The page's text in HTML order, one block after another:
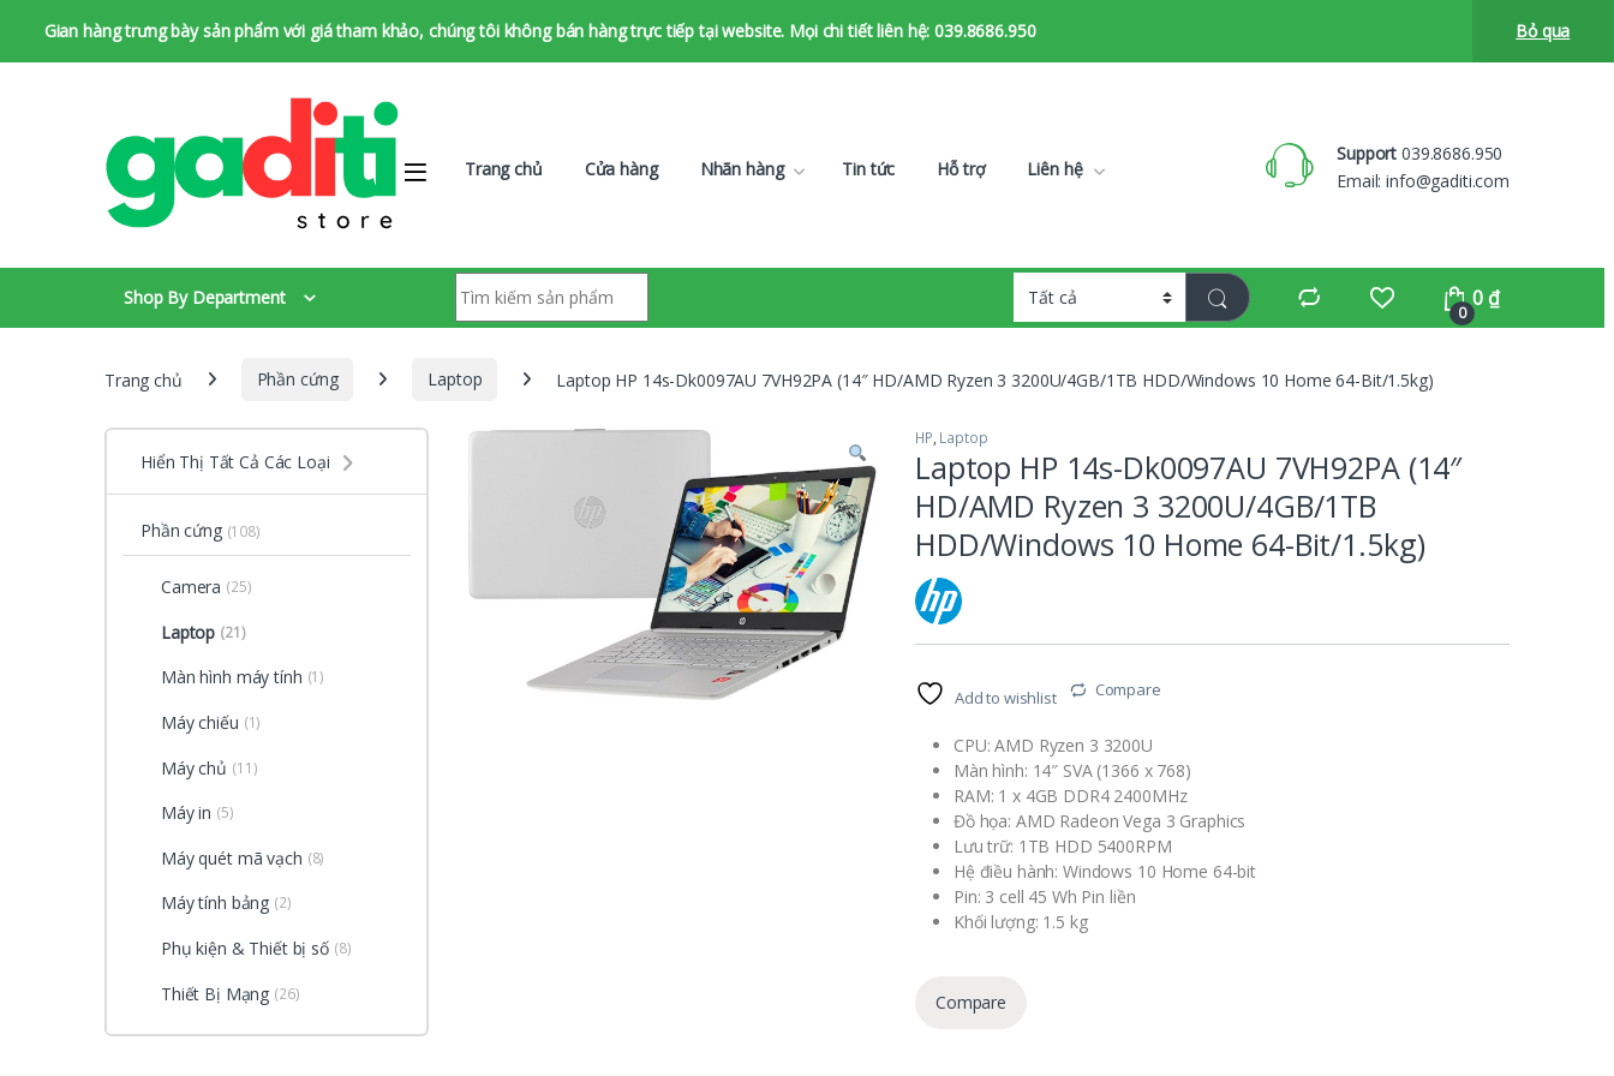
Gian hàng trưng bày sản phẩm với giá tham khảo, chúng tôi không bán hàng trực tiếp tại website. Mọi chi tiết liên hệ: 039.8686.950
Bỏ qua
Trang chủ Cửa hàng Nhãn hàng Tin tức Hỗ trợ Liên hệ
Support 039.8686.950
Email:info@gaditi.com
Shop By Department
Tìm kiếm:
0
0 ₫
Trang chủ Phần cứng Laptop Laptop HP 14s-Dk0097AU 7VH92PA (14″ HD/AMD Ryzen 3 3200U/4GB/1TB HDD/Windows 10 Home 64-Bit/1.5kg)
HP, Laptop
Laptop HP 14s-Dk0097AU 7VH92PA (14″
HD/AMD Ryzen 3 3200U/4GB/1TB
HDD/Windows 10 Home 64-Bit/1.5kg)
Add to wishlist Compare
CPU: AMD Ryzen 3 3200U
Màn hình: 14″ SVA (1366 x 768)
RAM: 1 x 4GB DDR4 2400MHz
Đồ họa: AMD Radeon Vega 3 Graphics
Lưu trữ: 1TB HDD 5400RPM
Hệ điều hành: Windows 10 Home 64-bit
Pin: 3 cell 45 Wh Pin liền
Khối lượng: 1.5 kg
Compare
Hiển Thị Tất Cả Các Loại
Phần cứng (108)
Camera (25)
Laptop (21)
Màn hình máy tính (1)
Máy chiếu (1)
Máy chủ (11)
Máy in (5)
Máy quét mã vạch (8)
Máy tính bảng (2)
Phụ kiện & Thiết bị số (8)
Thiết Bị Mạng (26)